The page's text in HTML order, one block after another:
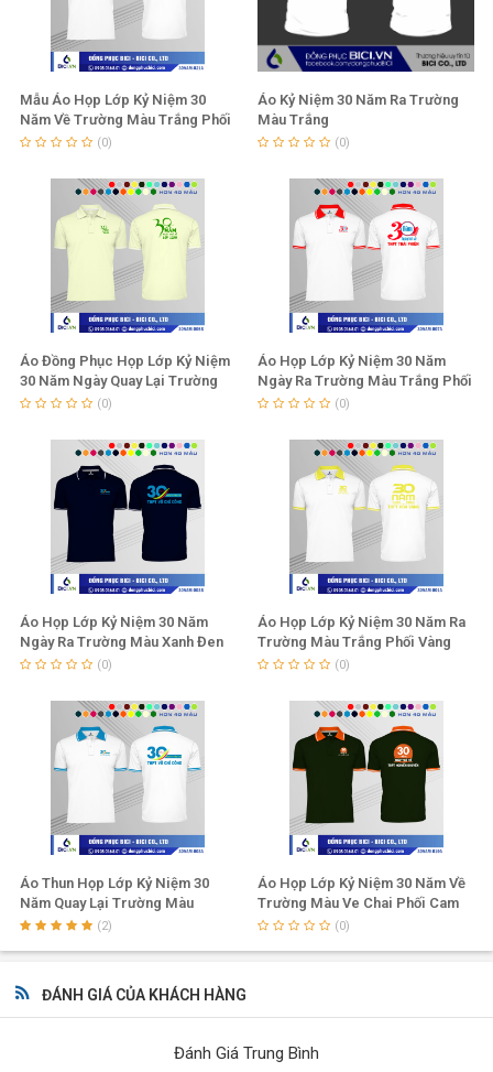
Mẫu Áo Họp Lớp Kỷ Niệm 30
Năm Về Trường Màu Trắng Phối
Chuối Lợt
(0)
Áo Kỷ Niệm 30 Năm Ra Trường
Màu Trắng
(0)
Áo Đồng Phục Họp Lớp Kỷ Niệm
30 Năm Ngày Quay Lại Trường
Màu Kem
(0)
Áo Họp Lớp Kỷ Niệm 30 Năm
Ngày Ra Trường Màu Trắng Phối
Đỏ
(0)
Áo Họp Lớp Kỷ Niệm 30 Năm
Ngày Ra Trường Màu Xanh Đen
(0)
Áo Họp Lớp Kỷ Niệm 30 Năm Ra
Trường Màu Trắng Phối Vàng
(0)
Áo Thun Họp Lớp Kỷ Niệm 30
Năm Quay Lại Trường Màu
Trắng Phối Xanh
(2)
Áo Họp Lớp Kỷ Niệm 30 Năm Về
Trường Màu Ve Chai Phối Cam
Đậm
(0)
ĐÁNH GIÁ CỦA KHÁCH HÀNG
Đánh Giá Trung Bình